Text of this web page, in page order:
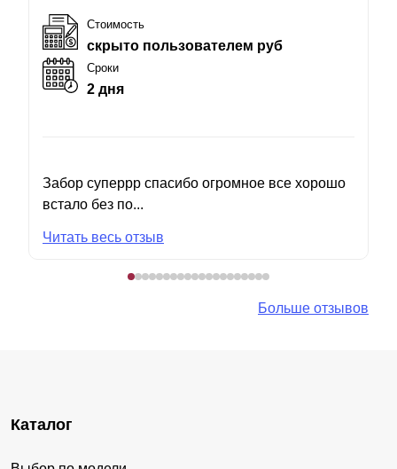
Стоимость
скрыто пользователем руб
Сроки
2 дня
Забор суперрр спасибо огромное все хорошо
встало без по...
Читать весь отзыв
Больше отзывов
Каталог